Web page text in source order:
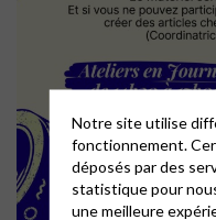
Notre site utilise
fonctionnement.
déposés par des
statistique pour
une meilleure